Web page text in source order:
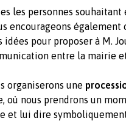
les personnes souhaitant
encourageons
pour proposer à M.
entre la mairie
organiserons une
où nous prendrons un
et lui dire